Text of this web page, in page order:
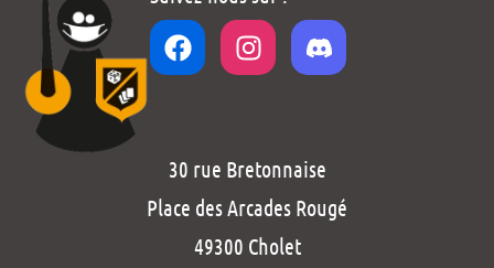
30 rue Bretonnaise
Place des Arcades Rougé
49300 Cholet